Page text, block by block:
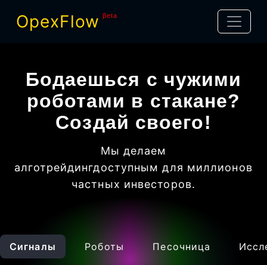
OpexFlow βeta
Бодаешься с чужими
роботами в стакане?
Создай своего!
Мы делаем
алготрейдингдоступным для миллионов
частных инвесторов.
Сигналы Роботы Песочница